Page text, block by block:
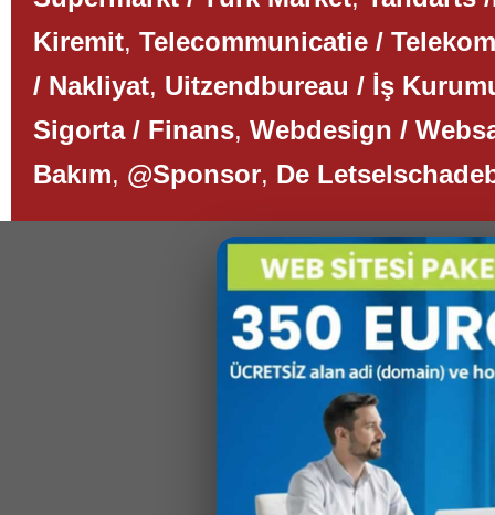
Kiremit, Telecommunicatie / Telekom
/ Nakliyat, Uitzendbureau / İş
Sigorta / Finans, Webdesign /
Bakım, @Sponsor, De